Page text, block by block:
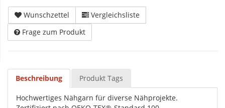
Wunschzettel
Vergleichsliste
Frage zum Produkt
Beschreibung Produkt Tags
Hochwertiges Nähgarn für diverse Nähprojekte.